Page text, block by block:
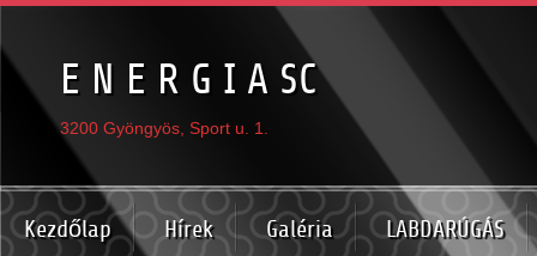
E N E R G I A SC
3200 Gyöngyös, Sport u. 1.
Kezdőlap Hírek Galéria LABDARÚGÁS